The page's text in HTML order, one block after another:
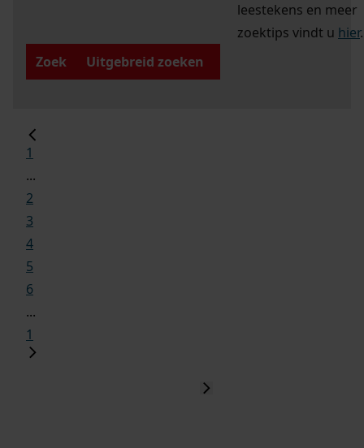
leestekens en meer
zoektips vindt u hier.
Zoek
Uitgebreid zoeken
1
...
2
3
4
5
6
...
1